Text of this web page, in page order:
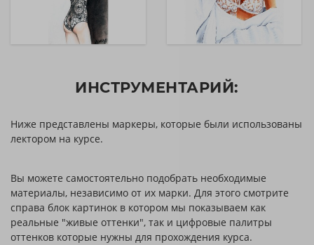
ИНСТРУМЕНТАРИЙ:
Ниже представлены маркеры, которые были использованы
лектором на курсе.
Вы можете самостоятельно подобрать необходимые
материалы, независимо от их марки. Для этого смотрите
справа блок картинок в котором мы показываем как
реальные "живые оттенки", так и цифровые палитры
оттенков которые нужны для прохождения курса.